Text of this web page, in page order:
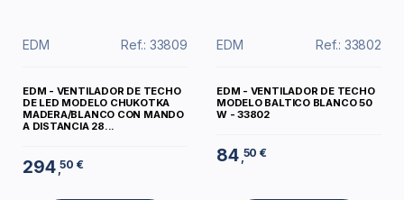
EDM Ref.: 33809
EDM - VENTILADOR DE TECHO
DE LED MODELO CHUKOTKA
MADERA/BLANCO CON MANDO
A DISTANCIA 28...
294 ,50 €
EDM Ref.: 33802
EDM - VENTILADOR DE TECHO
MODELO BALTICO BLANCO 50
W - 33802
84 ,50 €